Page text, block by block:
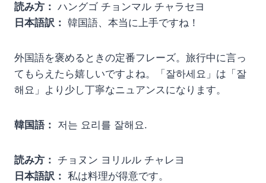
読み方： ハングゴ チョンマル チャラセヨ
日本語訳： 韓国語、本当に上手ですね！
外国語を褒めるときの定番フレーズ。旅行中に言っ
てもらえたら嬉しいですよね。「잘하세요」は「잘
해요」より少し丁寧なニュアンスになります。
韓国語： 저는 요리를 잘해요.
読み方： チョヌン ヨリルル チャレヨ
日本語訳： 私は料理が得意です。